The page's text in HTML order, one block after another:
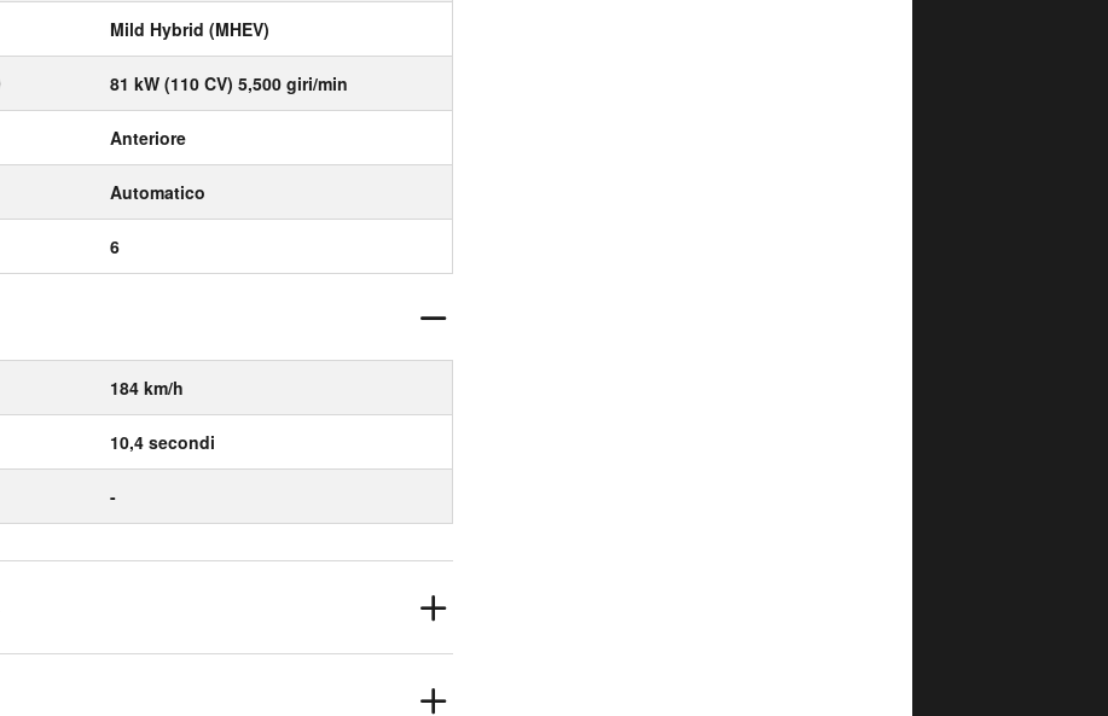
Mild Hybrid (MHEV)
81 kW (110 CV) 5,500 giri/min
Anteriore
Automatico
6
184 km/h
10,4 secondi
-